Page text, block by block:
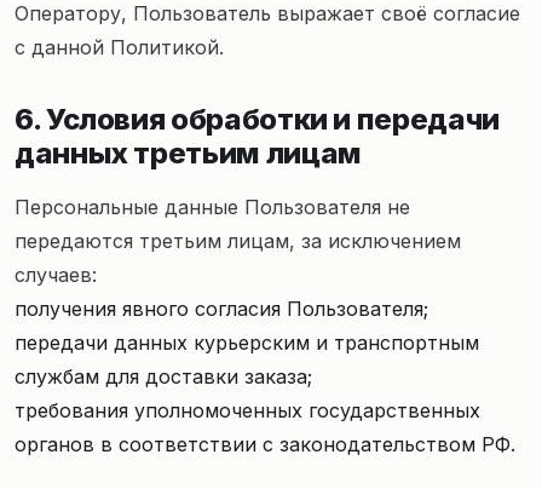
Оператору, Пользователь выражает своё согласие
с данной Политикой.
6. Условия обработки и передачи
данных третьим лицам
Персональные данные Пользователя не
передаются третьим лицам, за исключением
случаев:
получения явного согласия Пользователя;
передачи данных курьерским и транспортным
службам для доставки заказа;
требования уполномоченных государственных
органов в соответствии с законодательством РФ.